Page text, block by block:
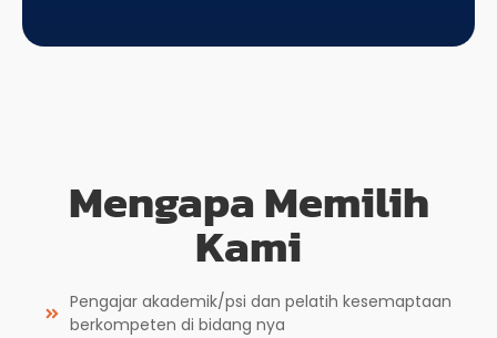
Mengapa Memilih
Kami
Pengajar akademik/psi dan pelatih kesemaptaan
berkompeten di bidang nya